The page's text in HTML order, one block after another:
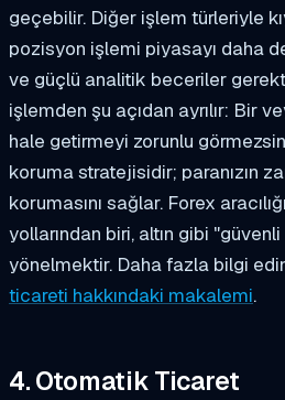
geçebilir. Diğer işlem türleriyle
pozisyon işlemi piyasayı daha
ve güçlü analitik beceriler
işlemden şu açıdan ayrılır: Bir
hale getirmeyi zorunlu
koruma stratejisidir; paranızın
korumasını sağlar. Forex
yollarından biri, altın gibi
yönelmektir. Daha fazla bilgi
ticareti hakkındaki makalemi.
4. Otomatik Ticaret